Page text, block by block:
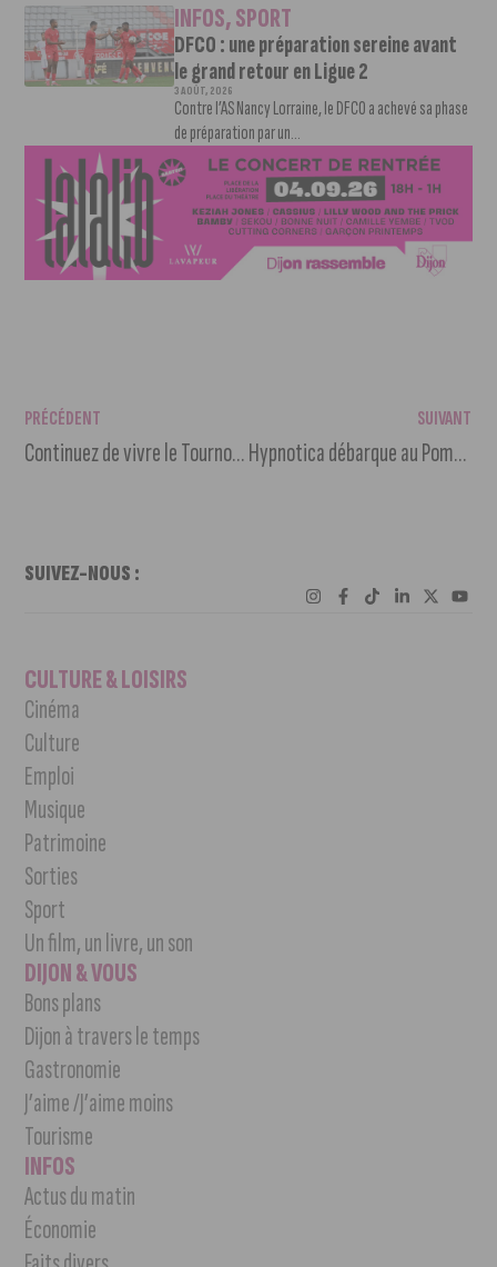
INFOS,SPORT
DFCO : une préparation sereine avant
le grand retour en Ligue 2
3 AOÛT, 2026
Contre l’AS Nancy Lorraine, le DFCO a achevé sa phase
de préparation par un...
PRÉCÉDENT
Continuez de vivre le Tournoi des 6 Nations au Mama Shelter
SUIVANT
Hypnotica débarque au Pompon
SUIVEZ-NOUS :
CULTURE & LOISIRS
Cinéma
Culture
Emploi
Musique
Patrimoine
Sorties
Sport
Un film, un livre, un son
DIJON & VOUS
Bons plans
Dijon à travers le temps
Gastronomie
J’aime /J’aime moins
Tourisme
INFOS
Actus du matin
Économie